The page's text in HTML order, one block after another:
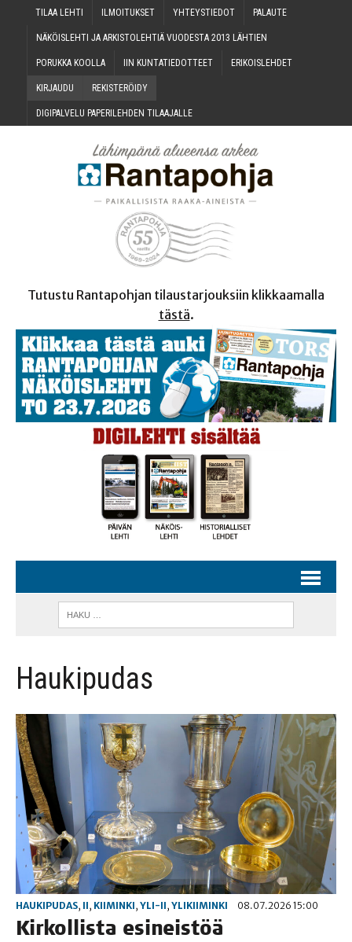
TILAA LEH­TI ILMOI­TUK­SET YHTEYS­TIE­DOT PALAU­TE
NÄKÖIS­LEH­TI JA ARKIS­TO­LEH­TIÄ VUO­DES­TA 2013 LÄHTIEN
PORUK­KA KOOLLA IIN KUN­TA­TIE­DOT­TEET ERI­KOIS­LEH­DET
KIR­JAU­DU REKIS­TE­RÖI­DY
DIGI­PAL­VE­LU PAPE­RI­LEH­DEN TILAAJALLE
Tutustu Rantapohjan tilaustarjouksiin klikkaamalla
tästä.
Haukipudas
HAUKIPUDAS, II, KIIMINKI, YLI-II, YLIKIIMINKI 08.07.2026 15:00
Kir­kol­lis­ta esi­neis­töä